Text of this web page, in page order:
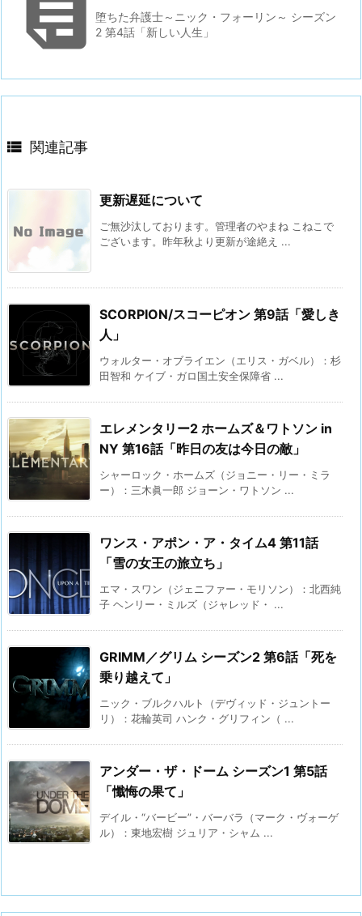
堕ちた弁護士～ニック・フォーリン～ シーズン
2 第4話「新しい人生」
 関連記事
更新遅延について
ご無沙汰しております。管理者のやまね こねこで
ございます。昨年秋より更新が途絶え ...
SCORPION/スコーピオン 第9話「愛しき
人」
ウォルター・オブライエン（エリス・ガベル）：杉
田智和 ケイブ・ガロ国土安全保障省 ...
エレメンタリー2 ホームズ＆ワトソン in
NY 第16話「昨日の友は今日の敵」
シャーロック・ホームズ（ジョニー・リー・ミラ
ー）：三木眞一郎 ジョーン・ワトソン ...
ワンス・アポン・ア・タイム4 第11話
「雪の女王の旅立ち」
エマ・スワン（ジェニファー・モリソン）：北西純
子 ヘンリー・ミルズ（ジャレッド・ ...
GRIMM／グリム シーズン2 第6話「死を
乗り越えて」
ニック・ブルクハルト（デヴィッド・ジュントー
リ）：花輪英司 ハンク・グリフィン（ ...
アンダー・ザ・ドーム シーズン1 第5話
「懺悔の果て」
デイル・“バービー”・バーバラ（マーク・ヴォーゲ
ル）：東地宏樹 ジュリア・シャム ...